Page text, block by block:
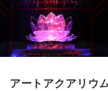
アートアクアリウ